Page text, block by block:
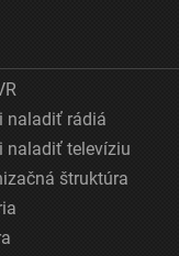
naladiť rádiá
naladiť televíziu
štruktúra